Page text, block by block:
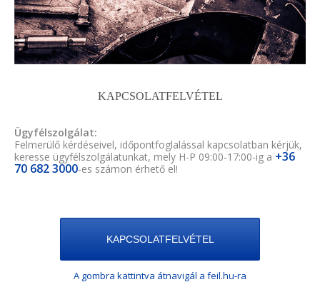
KAPCSOLATFELVÉTEL
Ügyfélszolgálat:
Felmerülő kérdéseivel, időpontfoglalással kapcsolatban kérjük,
keresse ügyfélszolgálatunkat, mely H-P 09:00-17:00-ig a +36
70 682 3000-es számon érhető el!
KAPCSOLATFELVÉTEL
A gombra kattintva átnavigál a feil.hu-ra